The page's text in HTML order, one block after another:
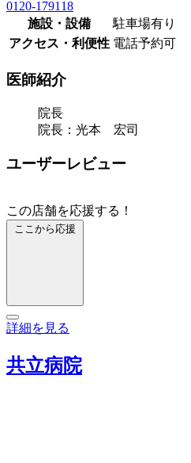
0120-179118
施設・設備
駐車場有り
アクセス・利便性 電話予約可
医師紹介
院長
院長：光本 宏司
ユーザーレビュー
この店舗を応援する！
ここから応援
詳細を見る
共立病院